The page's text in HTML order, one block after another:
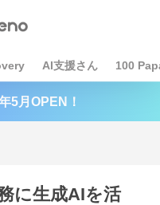
AI支援さん 100
5月OPEN！
に生成AIを活